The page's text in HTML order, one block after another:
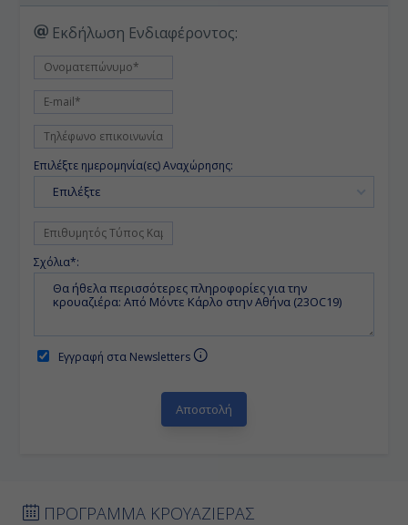
Εκδήλωση Ενδιαφέροντος:
Επιλέξτε ημερομηνία(ες) Αναχώρησης:
Επιλέξτε
Σχόλια*:
Εγγραφή στα Newsletters
ΠΡΟΓΡΑΜΜΑ ΚΡΟΥΑΖΙΕΡΑΣ